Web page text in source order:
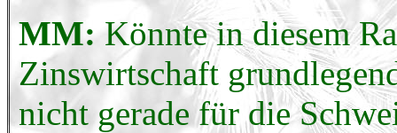
MM: Könnte in diesem
Zinswirtschaft
nicht gerade für die